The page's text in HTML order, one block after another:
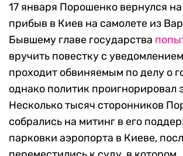
17 января Порошенко вернулся
прибыв в Киев на самолете из
Бывшему главе государства
вручить повестку с
проходит обвиняемым по делу о
однако политик проигнорировал
Несколько тысяч сторонников
собрались на митинг в его
парковки аэропорта в Киеве,